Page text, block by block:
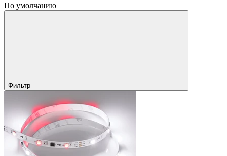
По умолчанию
Фильтр